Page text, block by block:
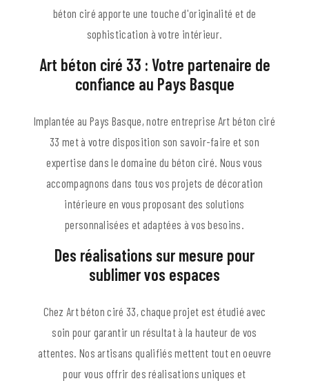
béton ciré apporte une touche d'originalité et de
sophistication à votre intérieur.
Art béton ciré 33 : Votre partenaire de
confiance au Pays Basque
Implantée au Pays Basque, notre entreprise Art béton ciré
33 met à votre disposition son savoir-faire et son
expertise dans le domaine du béton ciré. Nous vous
accompagnons dans tous vos projets de décoration
intérieure en vous proposant des solutions
personnalisées et adaptées à vos besoins.
Des réalisations sur mesure pour
sublimer vos espaces
Chez Art béton ciré 33, chaque projet est étudié avec
soin pour garantir un résultat à la hauteur de vos
attentes. Nos artisans qualifiés mettent tout en oeuvre
pour vous offrir des réalisations uniques et